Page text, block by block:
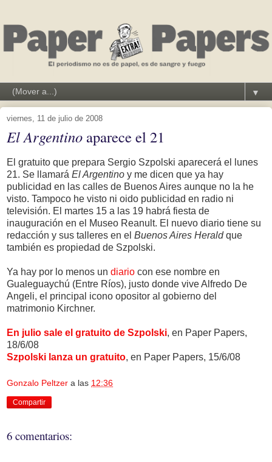
▼
viernes, 11 de julio de 2008
El Argentino aparece el 21
El gratuito que prepara Sergio Szpolski aparecerá el lunes
21. Se llamará El Argentino y me dicen que ya hay
publicidad en las calles de Buenos Aires aunque no la he
visto. Tampoco he visto ni oido publicidad en radio ni
televisión. El martes 15 a las 19 habrá fiesta de
inauguración en el Museo Reanult. El nuevo diario tiene su
redacción y sus talleres en el Buenos Aires Heraldque
también es propiedad de Szpolski.
Ya hay por lo menos un diario con ese nombre en
Gualeguaychú (Entre Ríos), justo donde vive Alfredo De
Angeli, el principal icono opositor al gobierno del
matrimonio Kirchner.
En julio sale el gratuito de Szpolski, en Paper Papers,
18/6/08
Szpolski lanza un gratuito, en Paper Papers, 15/6/08
Gonzalo Peltzer a las 12:36
Compartir
6 comentarios: